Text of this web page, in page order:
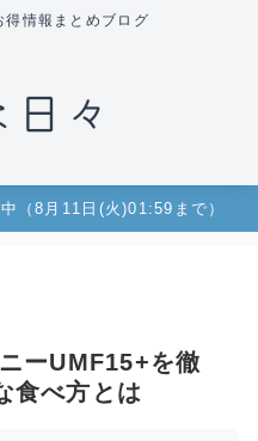
得情報まとめブログ
（8月11日(火)01:59まで）
ーUMF15+を徹
食べ方とは